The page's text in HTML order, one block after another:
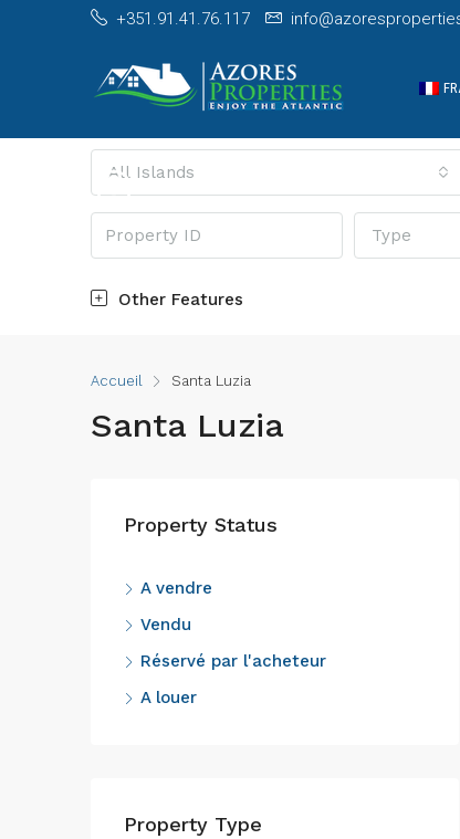
+351.91.41.76.117
All Islands
Type
Other Features
Accueil Santa Luzia
Santa Luzia
Property Status
A vendre
Vendu
Réservé par l'acheteur
A louer
Property Type